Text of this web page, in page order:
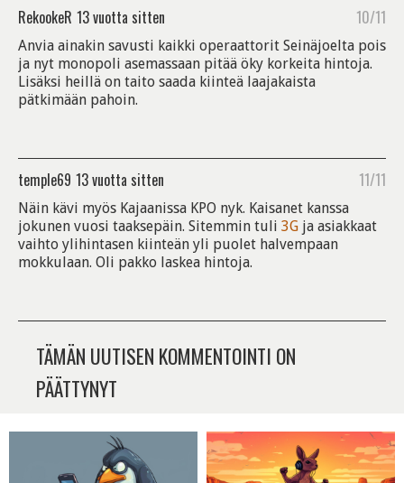
RekookeR 13 vuotta sitten 10/11
Anvia ainakin savusti kaikki operaattorit Seinäjoelta pois
ja nyt monopoli asemassaan pitää öky korkeita hintoja.
Lisäksi heillä on taito saada kiinteä laajakaista
pätkimään pahoin.
temple69 13 vuotta sitten 11/11
Näin kävi myös Kajaanissa KPO nyk. Kaisanet kanssa
jokunen vuosi taaksepäin. Sitemmin tuli 3G ja asiakkaat
vaihto ylihintasen kiinteän yli puolet halvempaan
mokkulaan. Oli pakko laskea hintoja.
TÄMÄN UUTISEN KOMMENTOINTI ON
PÄÄTTYNYT